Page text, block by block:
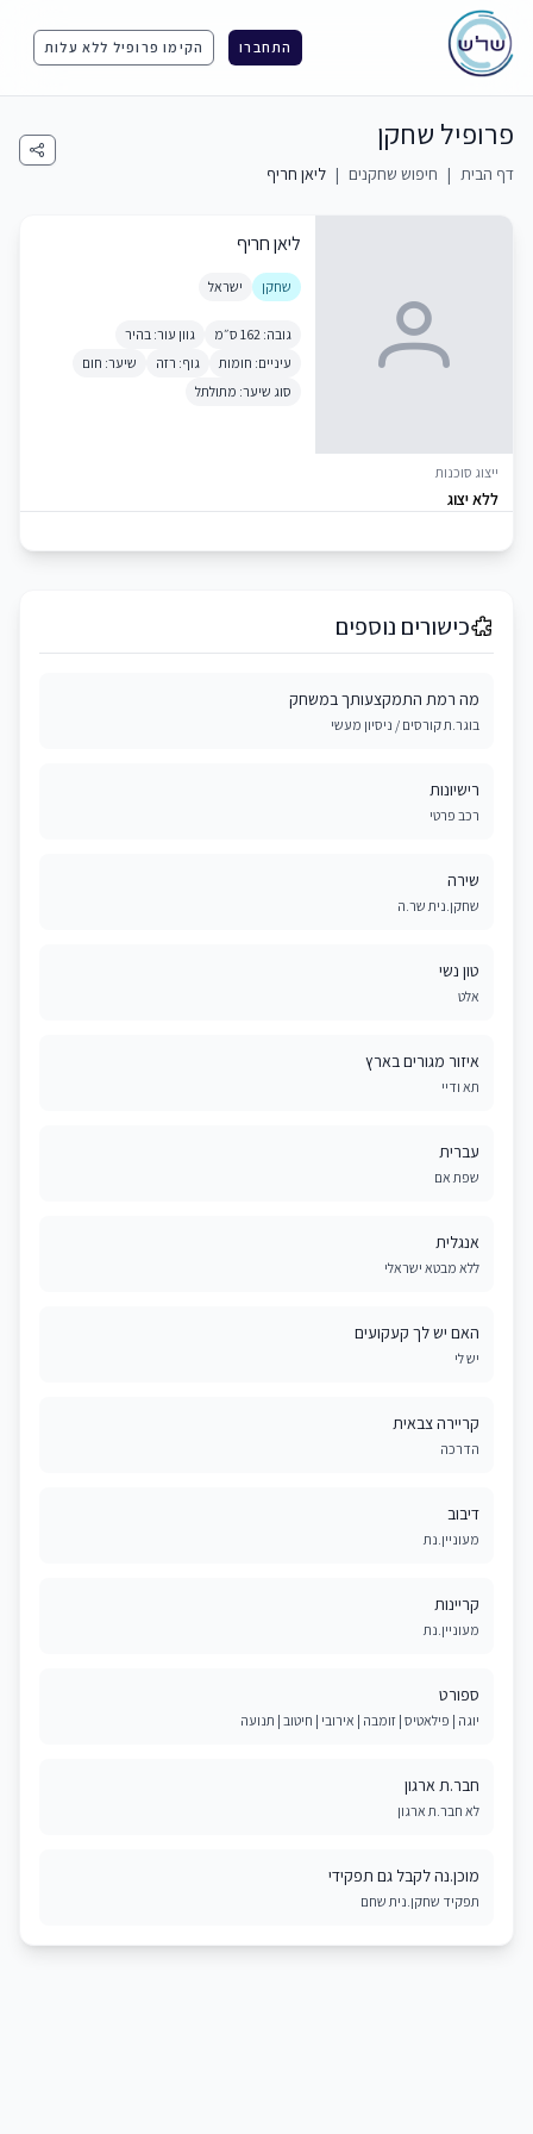
התחברו הקימו פרופיל ללא עלות
פרופיל שחקן
דף הבית | חיפוש שחקנים | ליאן חריף
ייצוג סוכנות
ללא יצוג
ליאן חריף
שחקן ישראל
גובה: 162 ס״מ
גוון עור: בהיר
עיניים: חומות
גוף: רזה
שיער: חום
סוג שיער: מתולתל
כישורים נוספים
מה רמת התמקצעותך במשחק
בוגר.ת קורסים / ניסיון מעשי
רישיונות
רכב פרטי
שירה
שחקן.נית שר.ה
טון נשי
אלט
איזור מגורים בארץ
תא ודיי
עברית
שפת אם
אנגלית
ללא מבטא ישראלי
האם יש לך קעקועים
יש לי
קריירה צבאית
הדרכה
דיבוב
מעוניין.נת
קריינות
מעוניין.נת
ספורט
יוגה | פילאטיס | זומבה | אירובי | חיטוב | תנועה
חבר.ת ארגון
לא חבר.ת ארגון
מוכן.נה לקבל גם תפקידי
תפקיד שחקן.נית שחם